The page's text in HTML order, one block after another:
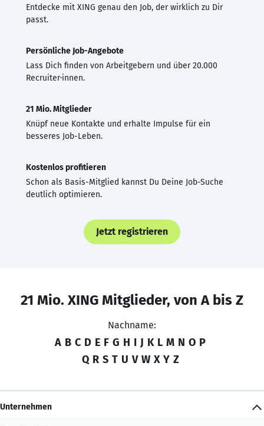
Entdecke mit XING genau den Job, der wirklich zu Dir
passt.
Persönliche Job-Angebote
Lass Dich finden von Arbeitgebern und über 20.000
Recruiter·innen.
21 Mio. Mitglieder
Knüpf neue Kontakte und erhalte Impulse für ein
besseres Job-Leben.
Kostenlos profitieren
Schon als Basis-Mitglied kannst Du Deine Job-Suche
deutlich optimieren.
Jetzt registrieren
21 Mio. XING Mitglieder, von A bis Z
Nachname:
A B C D E F G H I J K L M N O P
Q R S T U V W X Y Z
Unternehmen